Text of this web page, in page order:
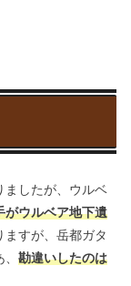
ましたが、ウルベ
がウルベア地下遺
ますが、岳都ガタ
勘違いしたのは